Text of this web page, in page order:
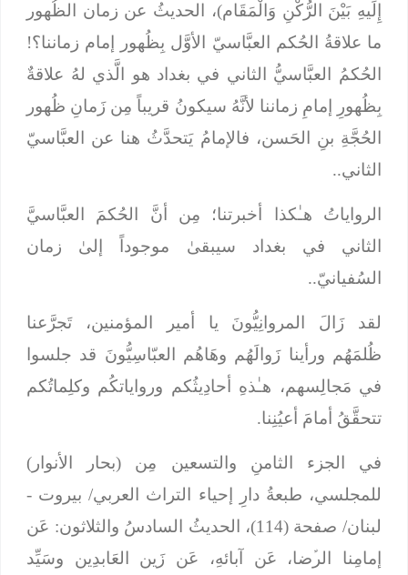
إِلَيهِ بَيْنَ الرُّكْنِ وَالْمَقَام)، الحديثُ عن زمان الظُهور
ما علاقةُ الحُكم العبَّاسيّ الأوَّل بِظُهور إمام زماننا؟!
الحُكمُ العبَّاسيُّ الثاني في بغداد هو الَّذي لهُ علاقةٌ
بِظُهورِ إمامِ زماننا لأنَّهُ سيكونُ قريباً مِن زَمانِ ظُهور
الحُجَّةِ بنِ الحَسن، فالإمامُ يَتحدَّثُ هنا عن العبَّاسيّ
الثاني..
الرواياتُ هـٰكذا أخبرتنا؛ مِن أنَّ الحُكمَ العبَّاسيَّ
الثاني في بغداد سيبقىٰ موجوداً إلىٰ زمان
السُفيانيّ..
لقد زَالَ المروانِيُّونَ يا أمير المؤمنين، تَجرَّعنا
ظُلمَهُم ورأينا زَوالَهُم وهَاهُم العبّاسِيُّونَ قد جلسوا
في مَجالِسهم، هـٰذهِ أحادِيثُكم ورواياتكُم وكلِماتُكم
تتحقَّقُ أمامَ أعيُنِنا.
في الجزء الثامنِ والتسعين مِن (بحار الأنوار)
للمجلسي، طبعةُ دارِ إحياء التراث العربي/ بيروت -
لبنان/ صفحة (114)، الحديثُ السادسُ والثلاثون: عَن
إمامِنا الرﱢضا، عَن آبائهِ، عَن زَين العَابدِين وسَيِّد